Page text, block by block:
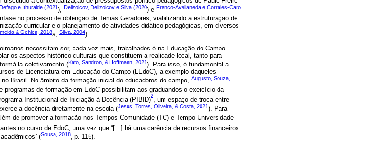
Defago e Ithuralde (2021), Delizoicov, Delizoicov e Silva (2020) e Franco-Avellaneda e Corrales-Caro
no processo de obtenção de Temas Geradores, viabilizando a estruturação de
curricular e o planejamento de atividades didático-pedagógicas, em diversos
& Gehlen, 2018a; Silva, 2004).
necessitam ser, cada vez mais, trabalhados é na Educação do Campo
os aspectos histórico-culturais que constituem a realidade local, tanto para
la coletivamente (Kato, Sandron, & Hoffmann, 2021). Para isso, é fundamental a
de Licenciatura em Educação do Campo (LEdoC), a exemplo daqueles
Brasil. No âmbito da formação inicial de educadores do campo, Augusto, Souza,
programas de formação em EdoC possibilitam aos graduandos o exercício da
Institucional de Iniciação à Docência (PIBID)
2
, um espaço de troca entre
a docência diretamente na escola (Jesus, Torres, Oliveira, & Costa, 2021). Para
de promover a formação nos Tempos Comunidade (TC) e Tempo Universidade
no curso de EdoC, uma vez que “[...] há uma carência de recursos financeiros
(Sousa, 2018, p. 115).